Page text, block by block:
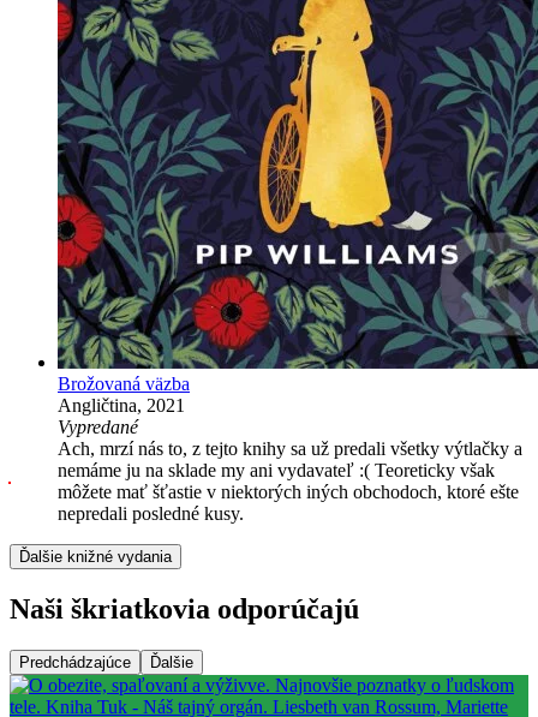
Brožovaná väzba
Angličtina, 2021
Vypredané
Ach, mrzí nás to, z tejto knihy sa už predali všetky výtlačky a
nemáme ju na sklade my ani vydavateľ :( Teoreticky však
môžete mať šťastie v niektorých iných obchodoch, ktoré ešte
nepredali posledné kusy.
Ďalšie knižné vydania
Naši škriatkovia odporúčajú
Predchádzajúce Ďalšie